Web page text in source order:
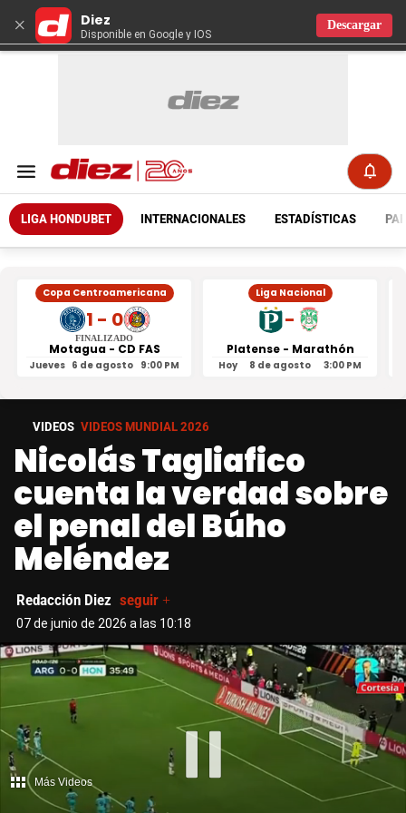
× Diez
Disponible en Google y IOS
Descargar
LIGA HONDUBET INTERNACIONALES ESTADÍSTICAS
Copa Centroamericana
1 - 0
FINALIZADO
Motagua - CD FAS
Jueves 6 de agosto 9:00 PM
Liga Nacional
-
Platense - Marathón
Hoy 8 de agosto 3:00 PM
VIDEOS VIDEOS MUNDIAL 2026
Nicolás Tagliafico
cuenta la verdad sobre
el penal del Búho
Meléndez
Redacción Diez seguir +
07 de junio de 2026 a las 10:18
Más Videos